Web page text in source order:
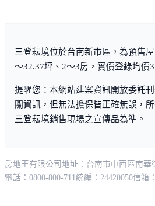
三登耘境位於台南新市區，為預售
～32.37坪、2～3房，實價登錄均價
提醒您：本網站建案資訊開放委託
關資訊，但無法擔保皆正確無誤，
三登耘境銷售現場之宣傳品為準。
房地王有限公司 地址：台南市中西區南華
電話：0800-800-711統編：24420050信箱：